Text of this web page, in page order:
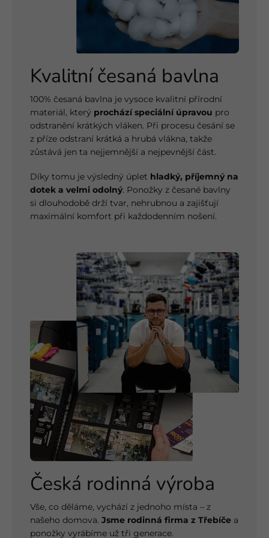
Kvalitní česaná bavlna
100% česaná bavlna je vysoce kvalitní přírodní
materiál, který prochází speciální úpravou pro
odstranění krátkých vláken. Při procesu česání se
z příze odstraní krátká a hrubá vlákna, takže
zůstává jen ta nejjemnější a nejpevnější část.
Díky tomu je výsledný úplet hladký, příjemný na
dotek a velmi odolný. Ponožky z česané bavlny
si dlouhodobě drží tvar, nehrubnou a zajišťují
maximální komfort při každodenním nošení.
Česká rodinná výroba
Vše, co děláme, vychází z jednoho místa – z
našeho domova. Jsme rodinná firma z Třebíče a
ponožky vyrábíme už tři generace.